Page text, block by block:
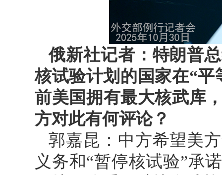
俄新社记者：特朗普
核试验计划的国家在“
前美国拥有最大核武库
方对此有何评论？
郭嘉昆：中方希望美
义务和“暂停核试验”承